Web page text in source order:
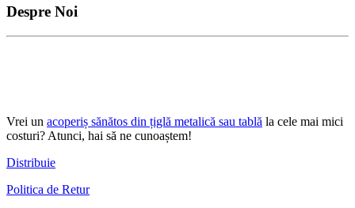
Despre Noi
Vrei un acoperiș sănătos din țiglă metalică sau tablă la cele mai mici
costuri? Atunci, hai să ne cunoaștem!
Distribuie
Politica de Retur